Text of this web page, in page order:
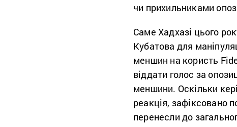
чи прихильниками
Саме Хадхазі цього
Кубатова для
меншин на користь
віддати голос за
меншини. Оскільки
реакція, зафіксовано
перенесли до